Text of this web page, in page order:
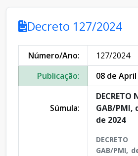
Decreto 127/2024
Número/Ano:
127/2024
Publicação:
08 de
Súmula:
DECRETO
GAB/PMI,
de 2024
GAB/PMI,